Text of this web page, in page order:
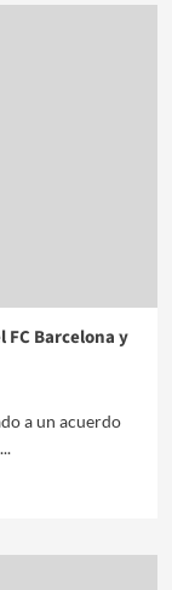
FC Barcelona y
a un acuerdo